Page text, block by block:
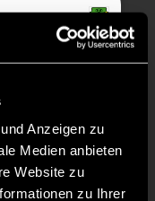
Anzeigen zu
Medien anbieten
Website zu
zu Ihrer
- TOR